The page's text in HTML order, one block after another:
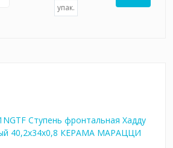
упак.